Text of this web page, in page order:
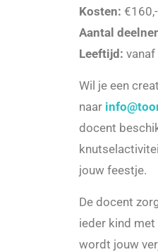
Kosten:
Aantal
Leeftijd:
Wil je een
naar
docent
jouw feestje.
De docent
ieder kind
wordt jouw